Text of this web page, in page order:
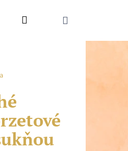
DOPLNKY
Prihlásenie